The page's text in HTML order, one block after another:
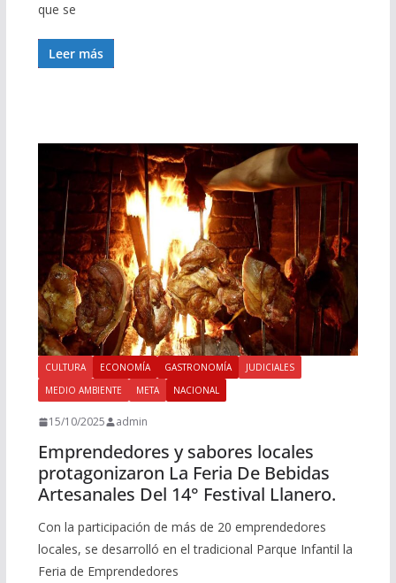
que se
Leer más
CULTURA ECONOMÍA GASTRONOMÍA
JUDICIALES
MEDIO AMBIENTE
META NACIONAL
15/10/2025 admin
Emprendedores y sabores locales
protagonizaron La Feria De Bebidas
Artesanales Del 14° Festival Llanero.
Con la participación de más de 20 emprendedores
locales, se desarrolló en el tradicional Parque Infantil la
Feria de Emprendedores